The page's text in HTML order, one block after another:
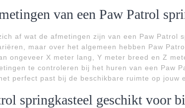
van een Paw Patrol
af wat de afmetingen zijn van een Paw Patrol
maar over het algemeen hebben Paw
ongeveer X meter lang, Y meter breed en Z
te controleren bij het huren van een Paw
perfect past bij de beschikbare ruimte op jouw
springkasteel geschikt voor